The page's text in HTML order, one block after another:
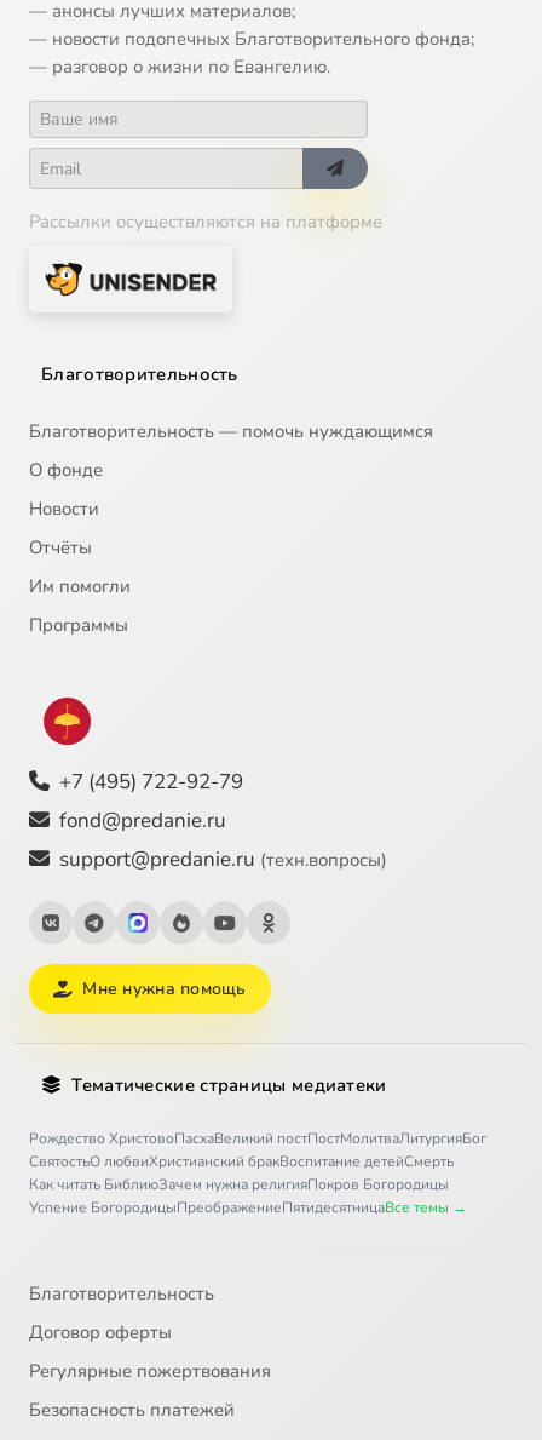
— анонсы лучших материалов;
— новости подопечных Благотворительного фонда;
— разговор о жизни по Евангелию.
Рассылки осуществляются на платформе
Благотворительность
Благотворительность — помочь нуждающимся
О фонде
Новости
Отчёты
Им помогли
Программы
+7 (495) 722-92-79
fond@predanie.ru
support@predanie.ru (техн.вопросы)
Мне нужна помощь
Тематические страницы медиатеки
Рождество ХристовоПасхаВеликий постПостМолитваЛитургияБог
СвятостьО любвиХристианский бракВоспитание детейСмерть
Как читать БиблиюЗачем нужна религияПокров Богородицы
Успение БогородицыПреображениеПятидесятницаВсе темы →
Благотворительность
Договор оферты
Регулярные пожертвования
Безопасность платежей